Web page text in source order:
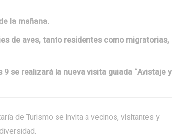
la mañana.
de aves, tanto residentes como migratorias,
se realizará la nueva visita guiada “Avistaje y
de Turismo se invita a vecinos, visitantes y